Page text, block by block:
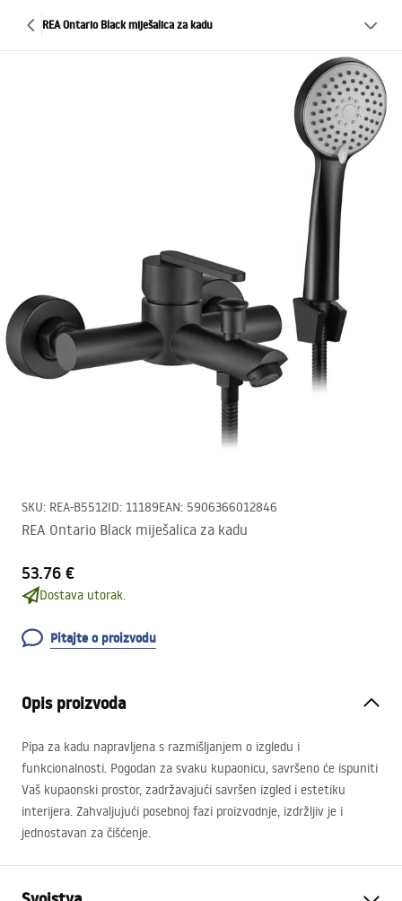
REA Ontario Black miješalica za kadu
SKU: REA-B5512ID: 11189EAN: 5906366012846
REA Ontario Black miješalica za kadu
53.76 €
Dostava utorak.
Pitajte o proizvodu
Opis proizvoda
Pipa za kadu napravljena s razmišljanjem o izgledu i
funkcionalnosti. Pogodan za svaku kupaonicu, savršeno će ispuniti
Vaš kupaonski prostor, zadržavajući savršen izgled i estetiku
interijera. Zahvaljujući posebnoj fazi proizvodnje, izdržljiv je i
jednostavan za čišćenje.